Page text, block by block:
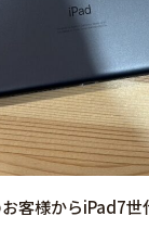
客様からiPad7世